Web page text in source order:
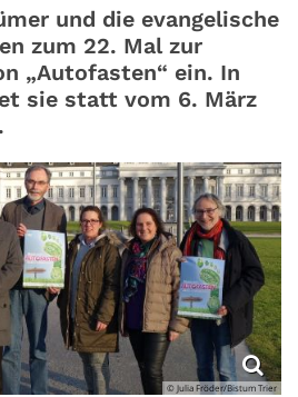
und die evangelische
zum 22. Mal zur
„Autofasten“ ein. In
sie statt vom 6. März
© Julia Fröder/Bistum Trier